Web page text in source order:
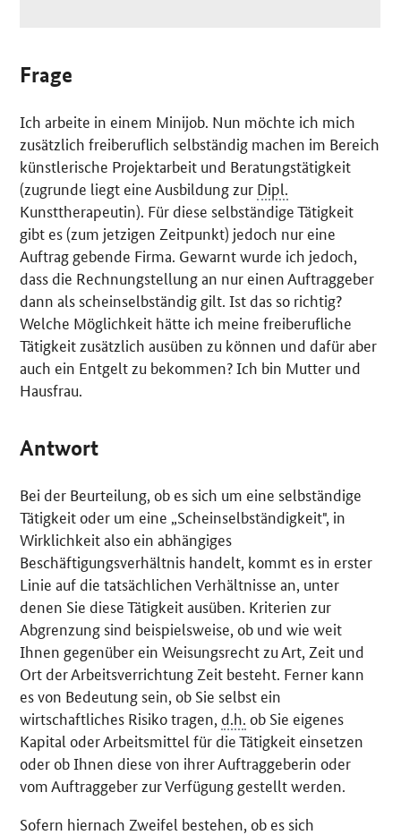
Frage
Ich arbeite in einem Minijob. Nun möchte ich mich
zusätzlich freiberuflich selbständig machen im Bereich
künstlerische Projektarbeit und Beratungstätigkeit
(zugrunde liegt eine Ausbildung zur Dipl.
Kunsttherapeutin). Für diese selbständige Tätigkeit
gibt es (zum jetzigen Zeitpunkt) jedoch nur eine
Auftrag gebende Firma. Gewarnt wurde ich jedoch,
dass die Rechnungstellung an nur einen Auftraggeber
dann als scheinselbständig gilt. Ist das so richtig?
Welche Möglichkeit hätte ich meine freiberufliche
Tätigkeit zusätzlich ausüben zu können und dafür aber
auch ein Entgelt zu bekommen? Ich bin Mutter und
Hausfrau.
Antwort
Bei der Beurteilung, ob es sich um eine selbständige
Tätigkeit oder um eine „Scheinselbständigkeit", in
Wirklichkeit also ein abhängiges
Beschäftigungsverhältnis handelt, kommt es in erster
Linie auf die tatsächlichen Verhältnisse an, unter
denen Sie diese Tätigkeit ausüben. Kriterien zur
Abgrenzung sind beispielsweise, ob und wie weit
Ihnen gegenüber ein Weisungsrecht zu Art, Zeit und
Ort der Arbeitsverrichtung Zeit besteht. Ferner kann
es von Bedeutung sein, ob Sie selbst ein
wirtschaftliches Risiko tragen, d.h. ob Sie eigenes
Kapital oder Arbeitsmittel für die Tätigkeit einsetzen
oder ob Ihnen diese von ihrer Auftraggeberin oder
vom Auftraggeber zur Verfügung gestellt werden.
Sofern hiernach Zweifel bestehen, ob es sich